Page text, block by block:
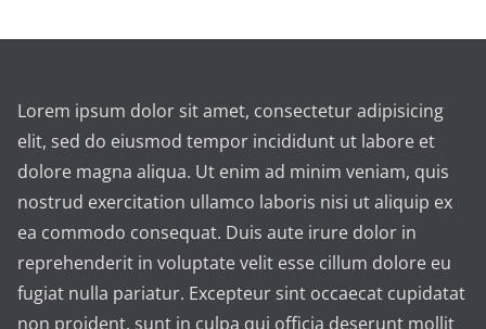
Lorem ipsum dolor sit amet, consectetur adipisicing
elit, sed do eiusmod tempor incididunt ut labore et
dolore magna aliqua. Ut enim ad minim veniam, quis
nostrud exercitation ullamco laboris nisi ut aliquip ex
ea commodo consequat. Duis aute irure dolor in
reprehenderit in voluptate velit esse cillum dolore eu
fugiat nulla pariatur. Excepteur sint occaecat cupidatat
non proident, sunt in culpa qui officia deserunt mollit